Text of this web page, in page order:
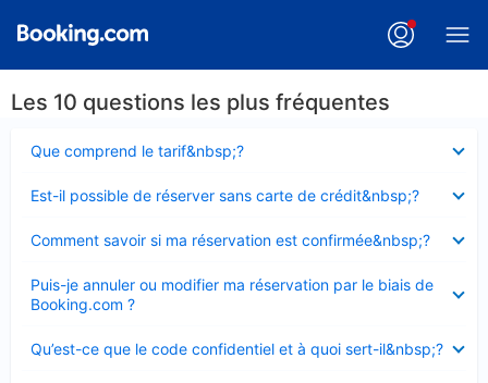
Les 10 questions les plus fréquentes
Que comprend le tarif&nbsp;?
fermé
Est-il possible de réserver sans carte de crédit&nbsp;?
fermé
Comment savoir si ma réservation est confirmée&nbsp;?
fermé
Puis-je annuler ou modifier ma réservation par le biais de
Booking.com ?
fermé
Qu’est-ce que le code confidentiel et à quoi sert-il&nbsp;?
fermé